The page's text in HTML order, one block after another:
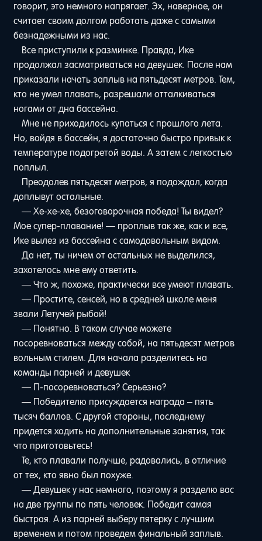
говорит, это немного напрягает. Эх, наверное, он
считает своим долгом работать даже с самыми
безнадежными из нас.
Все приступили к разминке. Правда, Ике
продолжал засматриваться на девушек. После нам
приказали начать заплыв на пятьдесят метров. Тем,
кто не умел плавать, разрешали отталкиваться
ногами от дна бассейна.
Мне не приходилось купаться с прошлого лета.
Но, войдя в бассейн, я достаточно быстро привык к
температуре подогретой воды. А затем с легкостью
поплыл.
Преодолев пятьдесят метров, я подождал, когда
доплывут остальные.
— Хе-хе-хе, безоговорочная победа! Ты видел?
Мое супер-плавание! — проплыв так же, как и все,
Ике вылез из бассейна с самодовольным видом.
Да нет, ты ничем от остальных не выделился,
захотелось мне ему ответить.
— Что ж, похоже, практически все умеют плавать.
— Простите, сенсей, но в средней школе меня
звали Летучей рыбой!
— Понятно. В таком случае можете
посоревноваться между собой, на пятьдесят метров
вольным стилем. Для начала разделитесь на
команды парней и девушек
— П-посоревноваться? Серьезно?
— Победителю присуждается награда – пять
тысяч баллов. С другой стороны, последнему
придется ходить на дополнительные занятия, так
что приготовьтесь!
Те, кто плавали получше, радовались, в отличие
от тех, кто явно был похуже.
— Девушек у нас немного, поэтому я разделю вас
на две группы по пять человек. Победит самая
быстрая. А из парней выберу пятерку с лучшим
временем и потом проведем финальный заплыв.